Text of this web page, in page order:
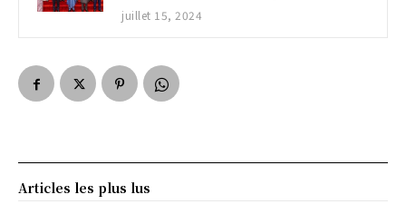
juillet 15, 2024
Articles les plus lus